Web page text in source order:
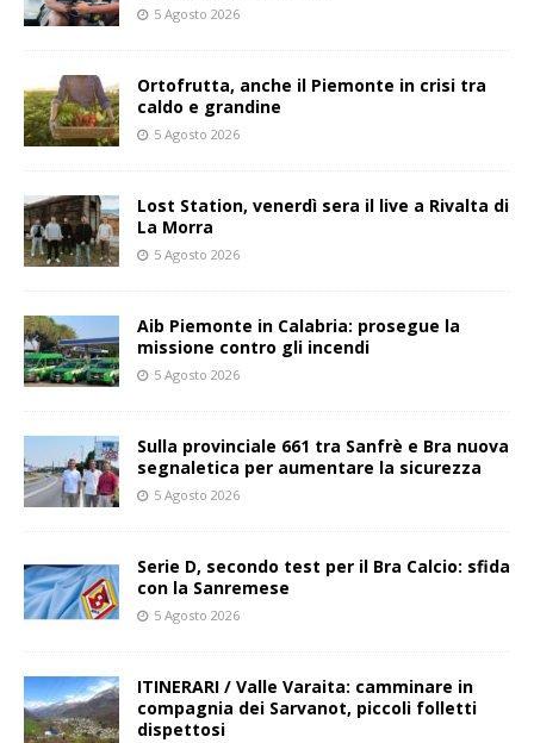
5 Agosto 2026
Ortofrutta, anche il Piemonte in crisi tra
caldo e grandine
5 Agosto 2026
Lost Station, venerdì sera il live a Rivalta di
La Morra
5 Agosto 2026
Aib Piemonte in Calabria: prosegue la
missione contro gli incendi
5 Agosto 2026
Sulla provinciale 661 tra Sanfrè e Bra nuova
segnaletica per aumentare la sicurezza
5 Agosto 2026
Serie D, secondo test per il Bra Calcio: sfida
con la Sanremese
5 Agosto 2026
ITINERARI / Valle Varaita: camminare in
compagnia dei Sarvanot, piccoli folletti
dispettosi